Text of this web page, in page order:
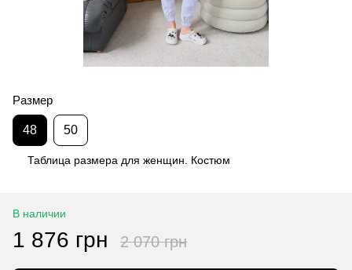
Размер
48 50
Таблица размера для женщин. Костюм
В наличии
1 876 грн 2 070 грн